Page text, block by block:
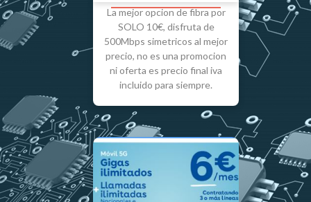
La mejor opcion de fibra por
SOLO 10€, disfruta de
500Mbps simetricos al mejor
precio, no es una promocion
ni oferta es precio final iva
incluido para siempre.